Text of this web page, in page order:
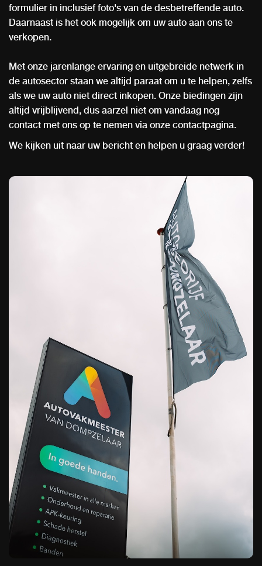
formulier in inclusief foto's van de desbetreffende auto.
Daarnaast is het ook mogelijk om uw auto aan ons te
verkopen.
Met onze jarenlange ervaring en uitgebreide netwerk in
de autosector staan we altijd paraat om u te helpen, zelfs
als we uw auto niet direct inkopen. Onze biedingen zijn
altijd vrijblijvend, dus aarzel niet om vandaag nog
contact met ons op te nemen via onze contactpagina.
We kijken uit naar uw bericht en helpen u graag verder!